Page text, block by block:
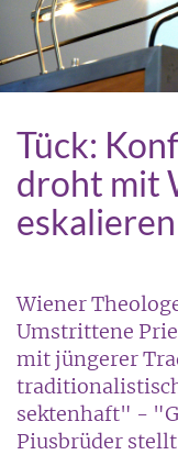
Tück:
droht mit
eskalieren
Wiener
Umstrittene
mit jüngerer
sektenhaft" -
Piusbrüder